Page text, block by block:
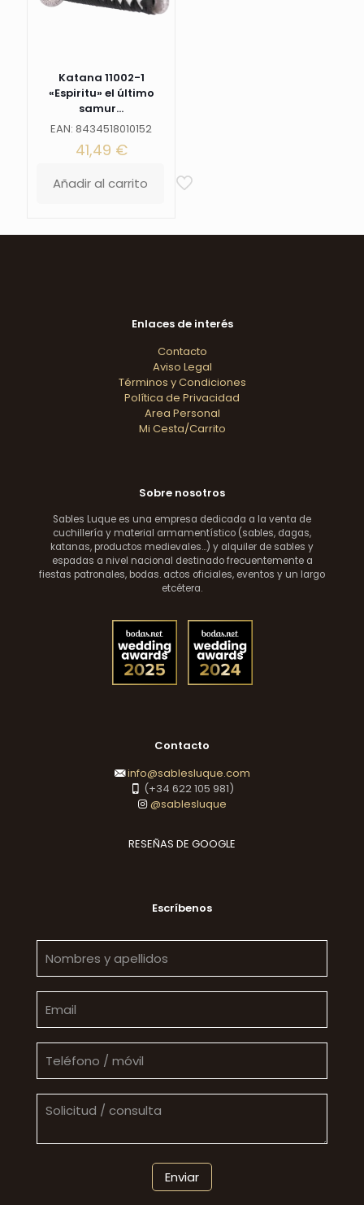
Katana 11002-1
«Espiritu» el último
samur...
EAN: 8434518010152
41,49 €
Añadir al carrito
Enlaces de interés
Contacto
Aviso Legal
Términos y Condiciones
Política de Privacidad
Area Personal
Mi Cesta/Carrito
Sobre nosotros
Sables Luque es una empresa dedicada a la venta de
cuchillería y material armamentístico (sables, dagas,
katanas, productos medievales...) y alquiler de sables y
espadas a nivel nacional destinado frecuentemente a
fiestas patronales, bodas. actos oficiales, eventos y un largo
etcétera.
Contacto
info@sablesluque.com
(+34 622 105 981)
@sablesluque
RESEÑAS DE GOOGLE
Escríbenos